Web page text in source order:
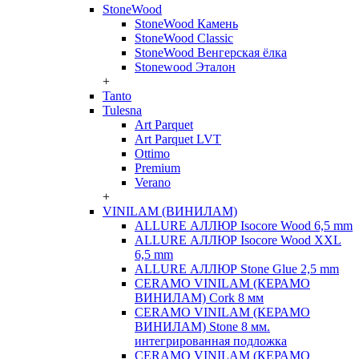
StoneWood
StoneWood Камень
StoneWood Classic
StoneWood Венгерская ёлка
Stonewood Эталон
+
Tanto
Tulesna
Art Parquet
Art Parquet LVT
Ottimo
Premium
Verano
+
VINILAM (ВИНИЛАМ)
ALLURE АЛЛЮР Isocore Wood 6,5 mm
ALLURE АЛЛЮР Isocore Wood XXL
6,5 mm
ALLURE АЛЛЮР Stone Glue 2,5 mm
CERAMO VINILAM (КЕРАМО
ВИНИЛАМ) Cork 8 мм
CERAMO VINILAM (КЕРАМО
ВИНИЛАМ) Stone 8 мм.
интегрированная подложка
CERAMO VINILAM (КЕРАМО